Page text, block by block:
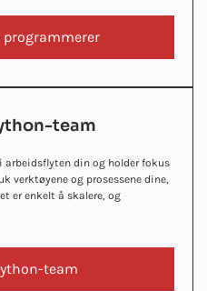
programmerer
team
arbeidsflyten din og holder fokus
verktøyene og prosessene dine,
er enkelt å skalere, og
team